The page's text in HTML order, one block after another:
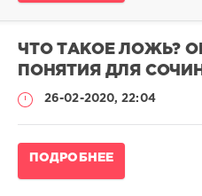
admina
0
0
ЧТО ТАКОЕ ЛОЖЬ?
ПОНЯТИЯ ДЛЯ
26-02-2020, 22:04
Определение
ПОДРОБНЕЕ